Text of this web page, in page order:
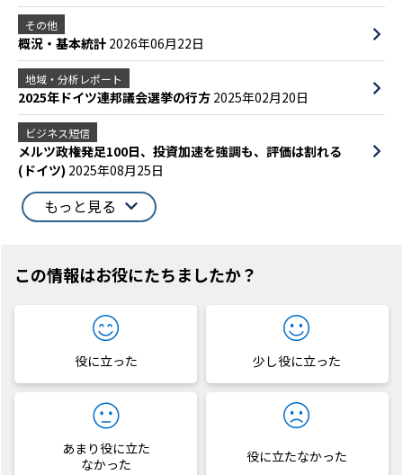
その他
概況・基本統計 2026年06月22日
地域・分析レポート
2025年ドイツ連邦議会選挙の行方 2025年02月20日
ビジネス短信
メルツ政権発足100日、投資加速を強調も、評価は割れる
(ドイツ) 2025年08月25日
もっと見る
この情報はお役にたちましたか？
役に立った 少し役に立った
あまり役に立た
なかった
役に立たなかった